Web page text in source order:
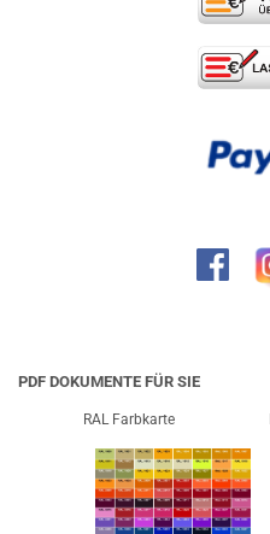
PDF DOKUMENTE FÜR SIE
RAL Farbkarte